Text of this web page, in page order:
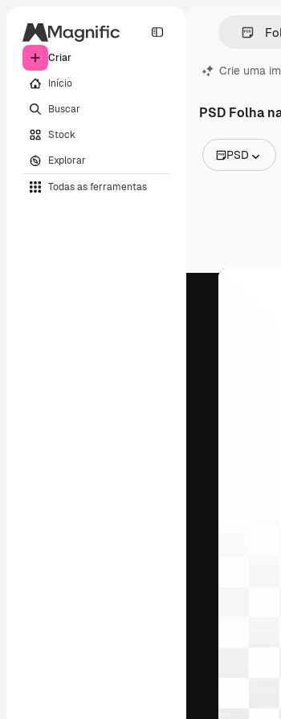
Criar
Início
Buscar
Stock
Explorar
Todas as ferramentas
Crie uma
PSD Folha
PSD
Vídeos